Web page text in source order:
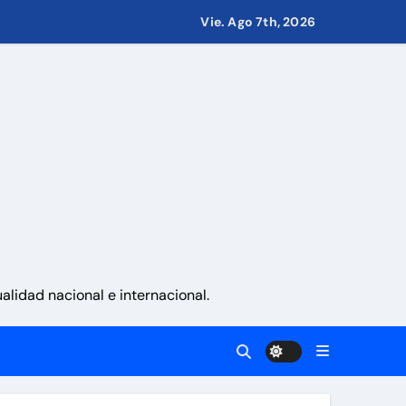
tras los terremotos
Guaira
sobre los avances alcanzado
Vie. Ago 7th, 2026
nacional e internacional.